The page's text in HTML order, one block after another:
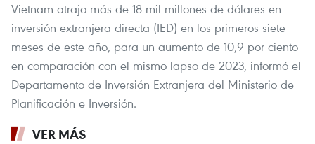
Vietnam atrajo más de 18 mil millones de dólares en
inversión extranjera directa (IED) en los primeros siete
meses de este año, para un aumento de 10,9 por ciento
en comparación con el mismo lapso de 2023, informó el
Departamento de Inversión Extranjera del Ministerio de
Planificación e Inversión.
VER MÁS